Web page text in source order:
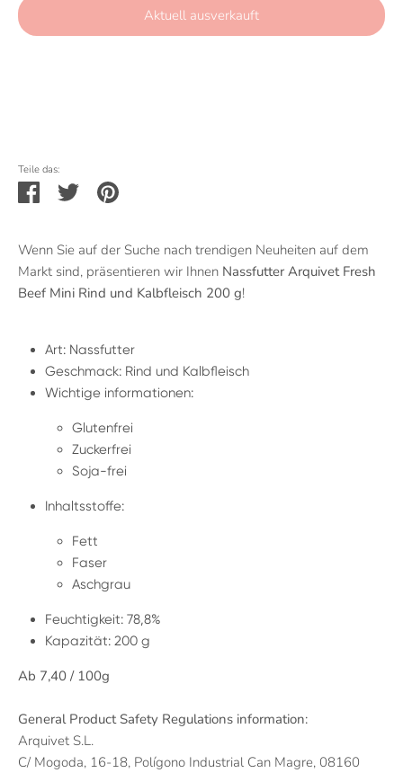
Aktuell ausverkauft
Teile das:
TeilenTwitternPinnen
Wenn Sie auf der Suche nach trendigen Neuheiten auf dem
Markt sind, präsentieren wir Ihnen Nassfutter Arquivet Fresh
Beef Mini Rind und Kalbfleisch 200 g!
Art: Nassfutter
Geschmack: Rind und Kalbfleisch
Wichtige informationen:
Glutenfrei
Zuckerfrei
Soja-frei
Inhaltsstoffe:
Fett
Faser
Aschgrau
Feuchtigkeit: 78,8%
Kapazität: 200 g
Ab 7,40 / 100g
General Product Safety Regulations information:
Arquivet S.L.
C/ Mogoda, 16-18, Polígono Industrial Can Magre, 08160